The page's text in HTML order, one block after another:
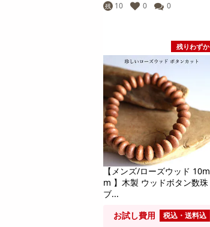
残 10 0 0
残りわずか
【メンズ/ローズウッド 10m
m 】木製 ウッドボタン数珠
ブ...
お試し費用
税込・送料込